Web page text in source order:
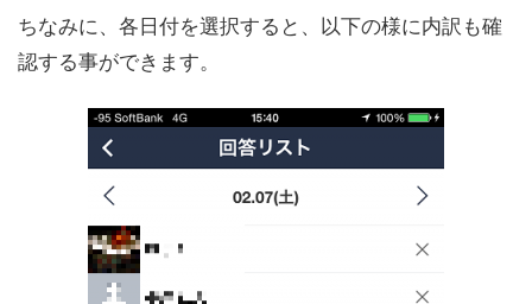
ちなみに、各日付を選択すると、以下の様に内訳も確
認する事ができます。